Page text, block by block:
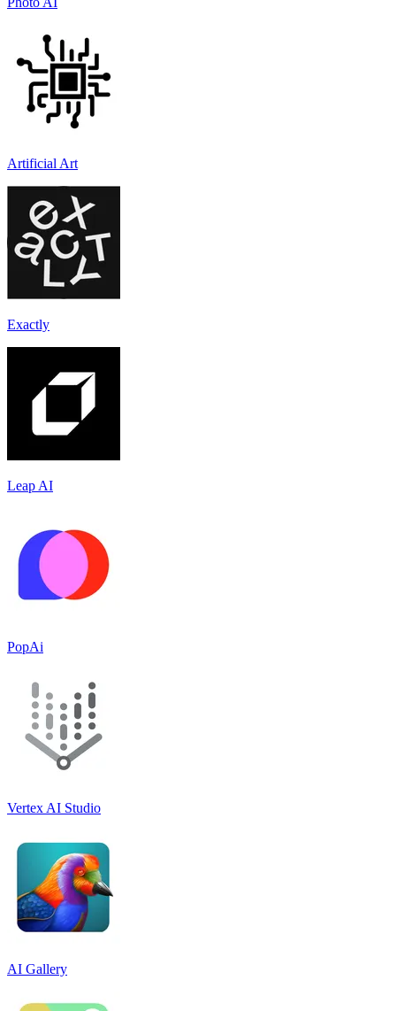
Artificial Art
Exactly
Leap AI
PopAi
Vertex AI Studio
AI Gallery